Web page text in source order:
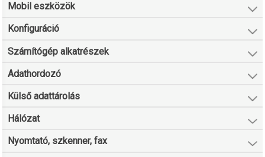
Mobil eszközök
Konfiguráció
Számítógép alkatrészek
Adathordozó
Külső adattárolás
Hálózat
Nyomtató, szkenner, fax